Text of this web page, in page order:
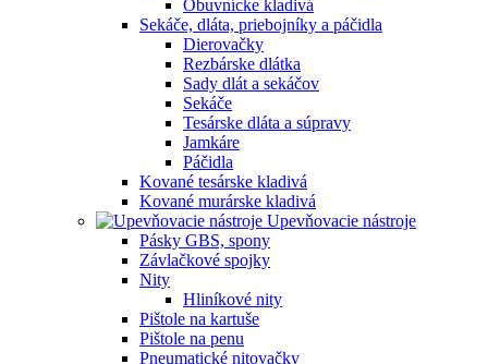
Obuvnícke kladivá
Sekáče, dláta, priebojníky a páčidla
Dierovačky
Rezbárske dlátka
Sady dlát a sekáčov
Sekáče
Tesárske dláta a súpravy
Jamkáre
Páčidla
Kované tesárske kladivá
Kované murárske kladivá
Upevňovacie nástroje
Pásky GBS, spony
Závlačkové spojky
Nity
Hliníkové nity
Pištole na kartuše
Pištole na penu
Pneumatické nitovačky